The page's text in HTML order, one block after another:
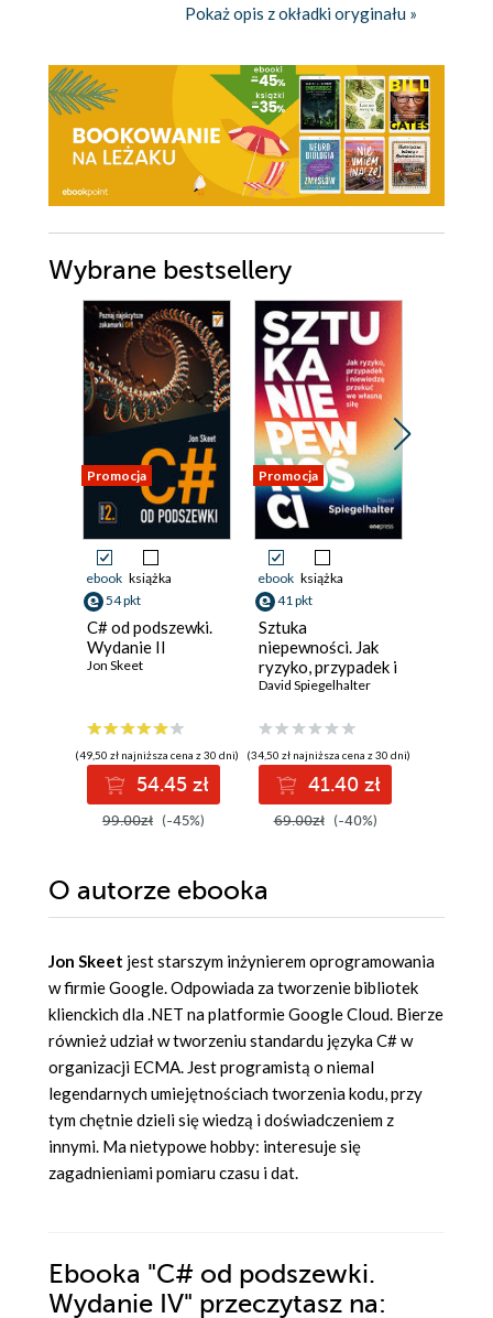
Pokaż opis z okładki oryginału »
Wybrane bestsellery
Promocja
ebook książka
54 pkt
C# od podszewki.
Wydanie II
Jon Skeet
(49,50 zł najniższa cena z 30 dni)
54.45 zł
99.00zł (-45%)
Promocja
ebook książka
41 pkt
Sztuka
niepewności. Jak
ryzyko, przypadek i
niewiedzę przekuć
David Spiegelhalter
(34,50 zł najniższa cena z 30 dni)
41.40 zł
69.00zł (-40%)
O autorze ebooka
Jon Skeet jest starszym inżynierem oprogramowania
w firmie Google. Odpowiada za tworzenie bibliotek
klienckich dla .NET na platformie Google Cloud. Bierze
również udział w tworzeniu standardu języka C# w
organizacji ECMA. Jest programistą o niemal
legendarnych umiejętnościach tworzenia kodu, przy
tym chętnie dzieli się wiedzą i doświadczeniem z
innymi. Ma nietypowe hobby: interesuje się
zagadnieniami pomiaru czasu i dat.
Ebooka "C# od podszewki.
Wydanie IV" przeczytasz na: